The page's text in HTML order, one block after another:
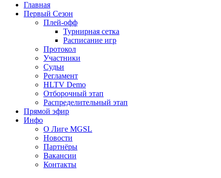
Главная
Первый Сезон
Плей-офф
Турнирная сетка
Расписание игр
Протокол
Участники
Судьи
Регламент
HLTV Demo
Отборочный этап
Распределительный этап
Прямой эфир
Инфо
О Лиге MGSL
Новости
Партнёры
Вакансии
Контакты